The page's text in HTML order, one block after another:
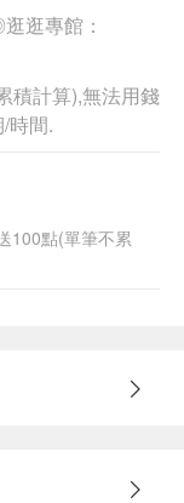
逛專館：
積計算),無法用錢
時間.
100點(單筆不累